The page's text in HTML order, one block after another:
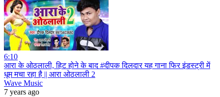
6:10
आरा के ओठलाली, हिट होने के बाद #दीपक दिलदार यह गाना फिर इंडस्ट्री में
धूम मचा रहा है || आरा ओठलाली 2
Wave Music
7 years ago